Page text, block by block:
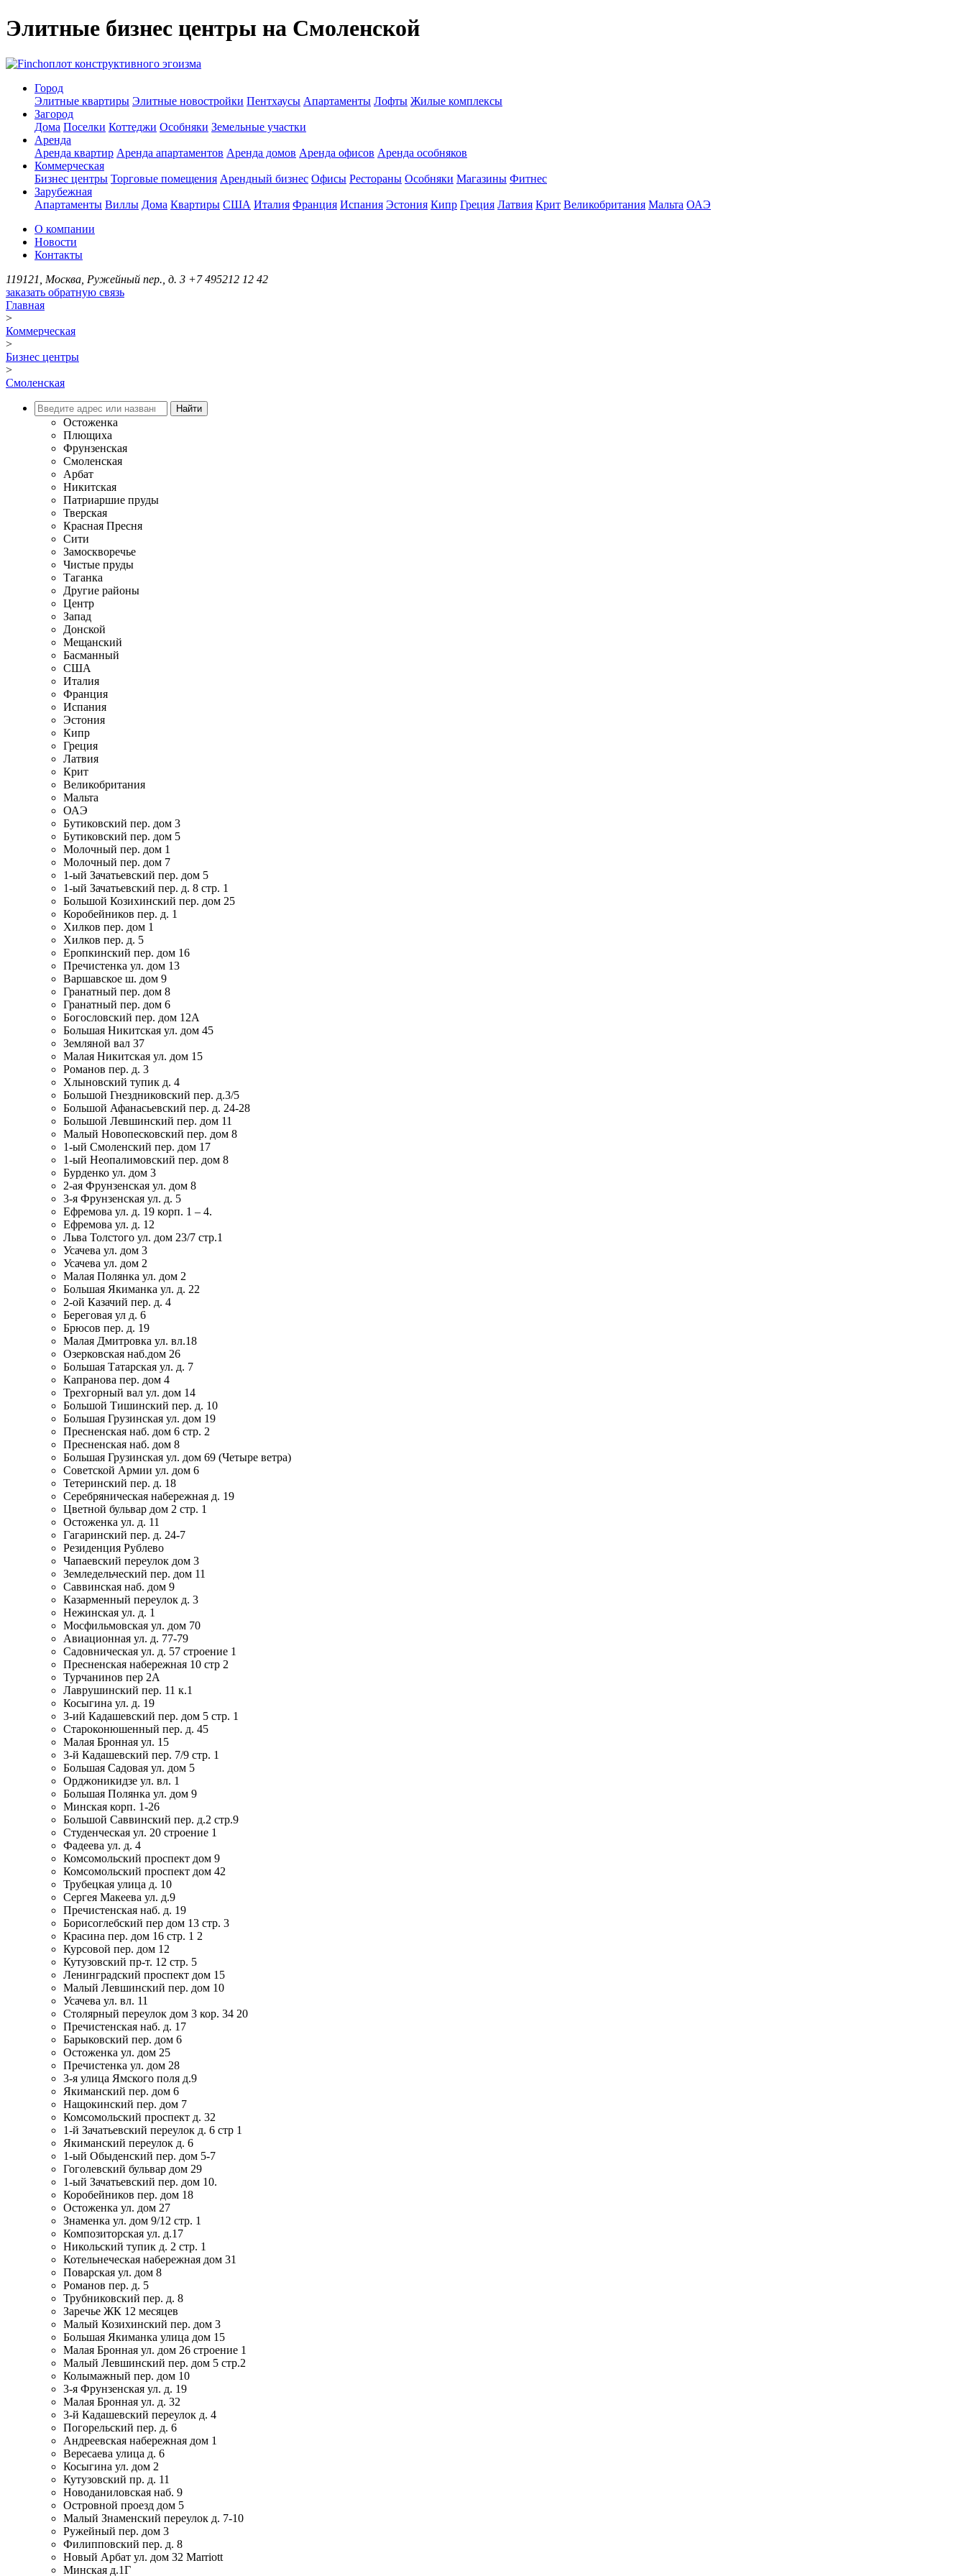
Элитные бизнес центры на Смоленской
оплот конструктивного эгоизма
Город
Элитные квартиры Элитные новостройки Пентхаусы Апартаменты Лофты Жилые комплексы
Загород
Дома Поселки Коттеджи Особняки Земельные участки
Аренда
Аренда квартир Аренда апартаментов Аренда домов Аренда офисов Аренда особняков
Коммерческая
Бизнес центры Торговые помещения Арендный бизнес Офисы Рестораны Особняки Магазины Фитнес
Зарубежная
Апартаменты Виллы Дома Квартиры США Италия Франция Испания Эстония Кипр Греция Латвия Крит Великобритания Мальта ОАЭ
О компании
Новости
Контакты
119121, Москва, Ружейный пер., д. 3 +7 495212 12 42
заказать обратную связь
Главная
>
Коммерческая
>
Бизнес центры
>
Смоленская
Остоженка
Плющиха
Фрунзенская
Смоленская
Арбат
Никитская
Патриаршие пруды
Тверская
Красная Пресня
Сити
Замоскворечье
Чистые пруды
Таганка
Другие районы
Центр
Запад
Донской
Мещанский
Басманный
США
Италия
Франция
Испания
Эстония
Кипр
Греция
Латвия
Крит
Великобритания
Мальта
ОАЭ
Бутиковский пер. дом 3
Бутиковский пер. дом 5
Молочный пер. дом 1
Молочный пер. дом 7
1-ый Зачатьевский пер. дом 5
1-ый Зачатьевский пер. д. 8 стр. 1
Большой Козихинский пер. дом 25
Коробейников пер. д. 1
Хилков пер. дом 1
Хилков пер. д. 5
Еропкинский пер. дом 16
Пречистенка ул. дом 13
Варшавское ш. дом 9
Гранатный пер. дом 8
Гранатный пер. дом 6
Богословский пер. дом 12А
Большая Никитская ул. дом 45
Земляной вал 37
Малая Никитская ул. дом 15
Романов пер. д. 3
Хлыновский тупик д. 4
Большой Гнездниковский пер. д.3/5
Большой Афанасьевский пер. д. 24-28
Большой Левшинский пер. дом 11
Малый Новопесковский пер. дом 8
1-ый Смоленский пер. дом 17
1-ый Неопалимовский пер. дом 8
Бурденко ул. дом 3
2-ая Фрунзенская ул. дом 8
3-я Фрунзенская ул. д. 5
Ефремова ул. д. 19 корп. 1 – 4.
Ефремова ул. д. 12
Льва Толстого ул. дом 23/7 стр.1
Усачева ул. дом 3
Усачева ул. дом 2
Малая Полянка ул. дом 2
Большая Якиманка ул. д. 22
2-ой Казачий пер. д. 4
Береговая ул д. 6
Брюсов пер. д. 19
Малая Дмитровка ул. вл.18
Озерковская наб.дом 26
Большая Татарская ул. д. 7
Капранова пер. дом 4
Трехгорный вал ул. дом 14
Большой Тишинский пер. д. 10
Большая Грузинская ул. дом 19
Пресненская наб. дом 6 стр. 2
Пресненская наб. дом 8
Большая Грузинская ул. дом 69 (Четыре ветра)
Советской Армии ул. дом 6
Тетеринский пер. д. 18
Серебряническая набережная д. 19
Цветной бульвар дом 2 стр. 1
Остоженка ул. д. 11
Гагаринский пер. д. 24-7
Резиденция Рублево
Чапаевский переулок дом 3
Земледельческий пер. дом 11
Саввинская наб. дом 9
Казарменный переулок д. 3
Нежинская ул. д. 1
Мосфильмовская ул. дом 70
Авиационная ул. д. 77-79
Садовническая ул. д. 57 строение 1
Пресненская набережная 10 стр 2
Турчанинов пер 2А
Лаврушинский пер. 11 к.1
Косыгина ул. д. 19
3-ий Кадашевский пер. дом 5 стр. 1
Староконюшенный пер. д. 45
Малая Бронная ул. 15
3-й Кадашевский пер. 7/9 стр. 1
Большая Садовая ул. дом 5
Орджоникидзе ул. вл. 1
Большая Полянка ул. дом 9
Минская корп. 1-26
Большой Саввинский пер. д.2 стр.9
Студенческая ул. 20 строение 1
Фадеева ул. д. 4
Комсомольский проспект дом 9
Комсомольский проспект дом 42
Трубецкая улица д. 10
Сергея Макеева ул. д.9
Пречистенская наб. д. 19
Борисоглебский пер дом 13 стр. 3
Красина пер. дом 16 стр. 1 2
Курсовой пер. дом 12
Кутузовский пр-т. 12 стр. 5
Ленинградский проспект дом 15
Малый Левшинский пер. дом 10
Усачева ул. вл. 11
Столярный переулок дом 3 кор. 34 20
Пречистенская наб. д. 17
Барыковский пер. дом 6
Остоженка ул. дом 25
Пречистенка ул. дом 28
3-я улица Ямского поля д.9
Якиманский пер. дом 6
Нащокинский пер. дом 7
Комсомольский проспект д. 32
1-й Зачатьевский переулок д. 6 стр 1
Якиманский переулок д. 6
1-ый Обыденский пер. дом 5-7
Гоголевский бульвар дом 29
1-ый Зачатьевский пер. дом 10.
Коробейников пер. дом 18
Остоженка ул. дом 27
Знаменка ул. дом 9/12 стр. 1
Композиторская ул. д.17
Никольский тупик д. 2 стр. 1
Котельнеческая набережная дом 31
Поварская ул. дом 8
Романов пер. д. 5
Трубниковский пер. д. 8
Заречье ЖК 12 месяцев
Малый Козихинский пер. дом 3
Большая Якиманка улица дом 15
Малая Бронная ул. дом 26 строение 1
Малый Левшинский пер. дом 5 стр.2
Колымажный пер. дом 10
3-я Фрунзенская ул. д. 19
Малая Бронная ул. д. 32
3-й Кадашевский переулок д. 4
Погорельский пер. д. 6
Андреевская набережная дом 1
Вересаева улица д. 6
Косыгина ул. дом 2
Кутузовский пр. д. 11
Новоданиловская наб. 9
Островной проезд дом 5
Малый Знаменский переулок д. 7-10
Ружейный пер. дом 3
Филипповский пер. д. 8
Новый Арбат ул. дом 32 Marriott
Минская д.1Г